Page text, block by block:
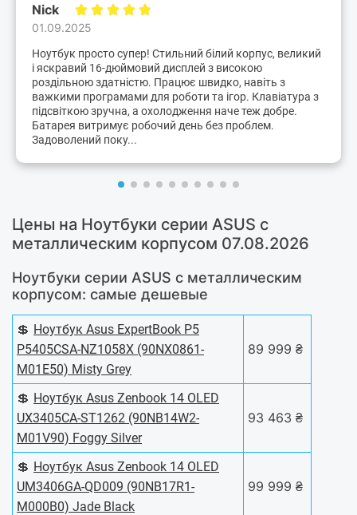
Nick
01.09.2025
Ноутбук просто супер! Стильний білий корпус, великий
і яскравий 16-дюймовий дисплей з високою
роздільною здатністю. Працює швидко, навіть з
важкими програмами для роботи та ігор. Клавіатура з
підсвіткою зручна, а охолодження наче теж добре.
Батарея витримує робочий день без проблем.
Задоволений поку...
Цены на Ноутбуки серии ASUS с
металлическим корпусом 07.08.2026
Ноутбуки серии ASUS с металлическим
корпусом: самые дешевые
💲 Ноутбук Asus ExpertBook P5
P5405CSA-NZ1058X (90NX0861-
M01E50) Misty Grey
89 999 ₴
💲 Ноутбук Asus Zenbook 14 OLED
UX3405CA-ST1262 (90NB14W2-
M01V90) Foggy Silver
93 463 ₴
💲 Ноутбук Asus Zenbook 14 OLED
UM3406GA-QD009 (90NB17R1-
M000B0) Jade Black
99 999 ₴